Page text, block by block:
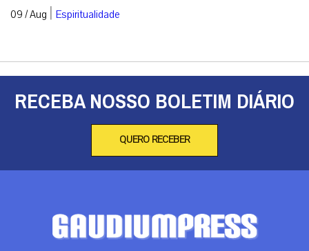
09 / Aug | Espiritualidade
RECEBA NOSSO BOLETIM DIÁRIO
QUERO RECEBER